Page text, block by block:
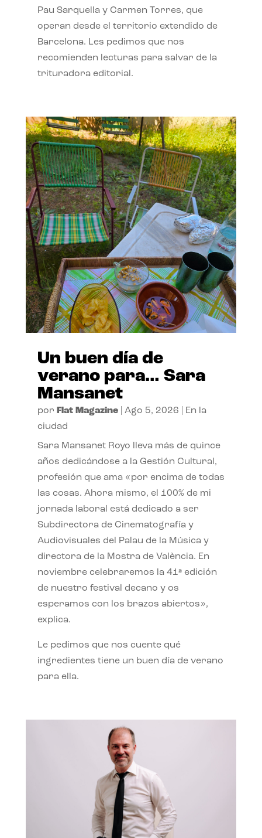
Pau Sarquella y Carmen Torres, que
operan desde el territorio extendido de
Barcelona. Les pedimos que nos
recomienden lecturas para salvar de la
trituradora editorial.
Un buen día de
verano para… Sara
Mansanet
por Flat Magazine| Ago 5, 2026
En la
ciudad
Sara Mansanet Royo lleva más de quince
años dedicándose a la Gestión Cultural,
profesión que ama «por encima de todas
las cosas. Ahora mismo, el 100% de mi
jornada laboral está dedicado a ser
Subdirectora de Cinematografía y
Audiovisuales del Palau de la Música y
directora de la Mostra de València. En
noviembre celebraremos la 41ª edición
de nuestro festival decano y os
esperamos con los brazos abiertos»,
explica.
Le pedimos que nos cuente qué
ingredientes tiene un buen día de verano
para ella.